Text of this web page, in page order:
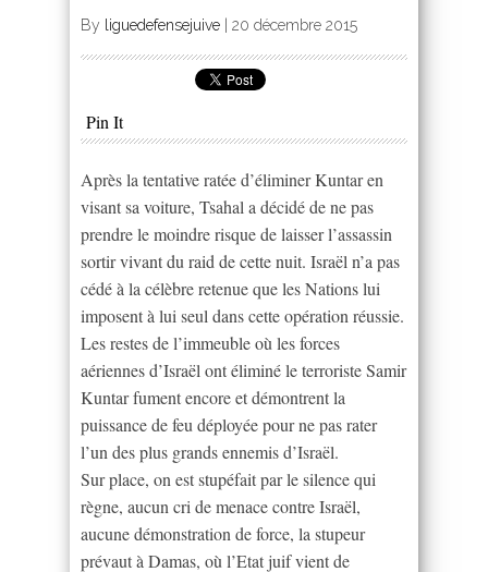
By liguedefensejuive 20 décembre 2015
Pin It
Après la tentative ratée d’éliminer Kuntar en
visant sa voiture, Tsahal a décidé de ne pas
prendre le moindre risque de laisser l’assassin
sortir vivant du raid de cette nuit. Israël n’a pas
cédé à la célèbre retenue que les Nations lui
imposent à lui seul dans cette opération réussie.
Les restes de l’immeuble où les forces
aériennes d’Israël ont éliminé le terroriste Samir
Kuntar fument encore et démontrent la
puissance de feu déployée pour ne pas rater
l’un des plus grands ennemis d’Israël.
Sur place, on est stupéfait par le silence qui
règne, aucun cri de menace contre Israël,
aucune démonstration de force, la stupeur
prévaut à Damas, où l’Etat juif vient de